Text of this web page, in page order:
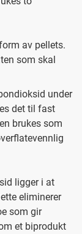
av pellets.
som skal
under
det til fast
brukes som
ligger i at
eliminerer
som gir
et biprodukt